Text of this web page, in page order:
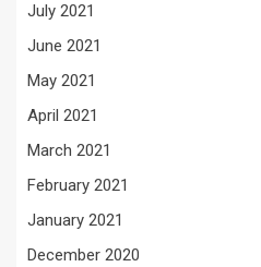
July 2021
June 2021
May 2021
April 2021
March 2021
February 2021
January 2021
December 2020